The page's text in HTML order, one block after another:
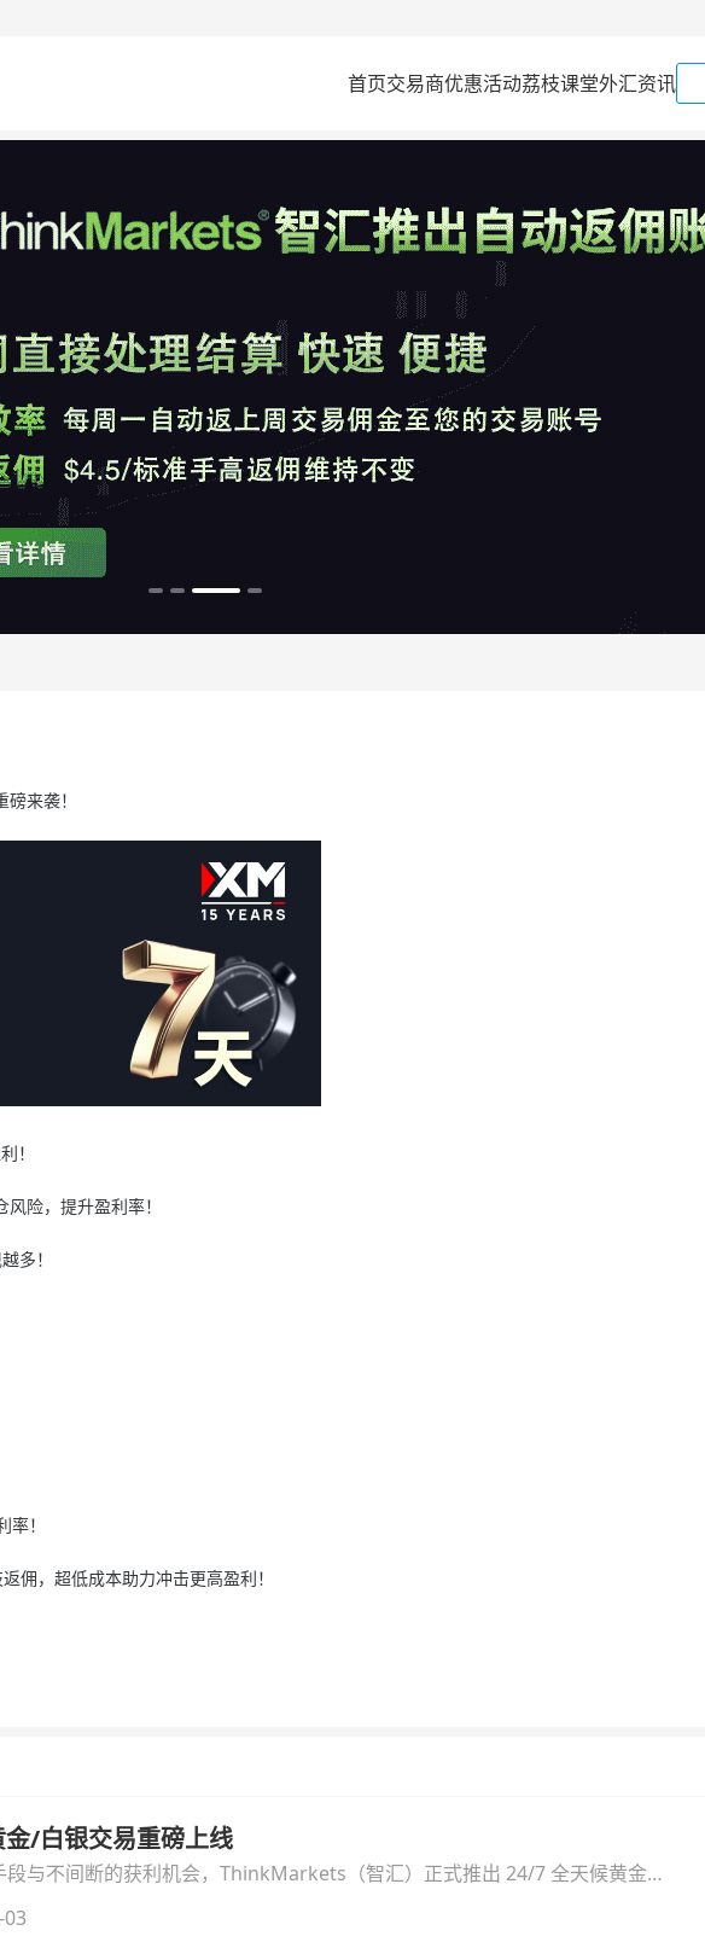
首页交易商优惠活动荔枝课堂外汇资讯
来袭！
！
险，提升盈利率！
多！
率！
佣，超低成本助力冲击更高盈利！
/白银交易重磅上线
段与不间断的获利机会，ThinkMarkets（智汇）正式推出 24/7 全天候黄金
升级的核心交易品种、杠杆配置、支持软件及交易细则。